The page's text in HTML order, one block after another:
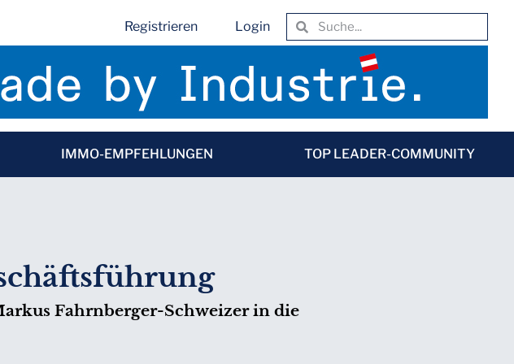
Registrieren Login
IMMO-EMPFEHLUNGEN TOP LEADER-COMMUNITY
Fahrnberger-Schweizer in die